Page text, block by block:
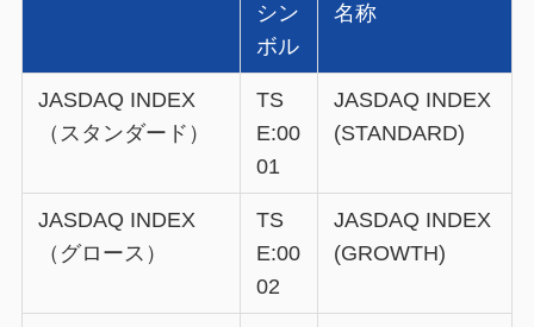
シン
ボル
名称
JASDAQ INDEX
（スタンダード）
TS
E:00
01
JASDAQ INDEX
(STANDARD)
JASDAQ INDEX
（グロース）
TS
E:00
02
JASDAQ INDEX
(GROWTH)